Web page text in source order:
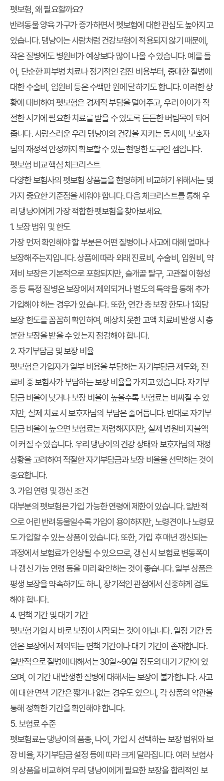
펫보험, 왜 필요할까요?
반려동물 양육 가구가 증가하면서 펫보험에 대한 관심도 높아지고
있습니다. 댕냥이는 사람처럼 건강보험이 적용되지 않기 때문에,
작은 질병에도 병원비가 예상보다 많이 나올 수 있습니다. 예를 들
어, 단순한 피부병 치료나 정기적인 검진 비용부터, 중대한 질병에
대한 수술비, 입원비 등은 수백만 원에 달하기도 합니다. 이러한 상
황에 대비하여 펫보험은 경제적 부담을 덜어주고, 우리 아이가 적
절한 시기에 필요한 치료를 받을 수 있도록 든든한 버팀목이 되어
줍니다. 사랑스러운 우리 댕냥이의 건강을 지키는 동시에, 보호자
님의 재정적 안정까지 확보할 수 있는 현명한 도구인 셈입니다.
펫보험 비교 핵심 체크리스트
다양한 보험사의 펫보험 상품들을 현명하게 비교하기 위해서는 몇
가지 중요한 기준점을 세워야 합니다. 다음 체크리스트를 통해 우
리 댕냥이에게 가장 적합한 펫보험을 찾아보세요.
1. 보장 범위 및 한도
가장 먼저 확인해야 할 부분은 어떤 질병이나 사고에 대해 얼마나
보장해주는지입니다. 상품에 따라 외래 진료비, 수술비, 입원비, 약
제비 보장은 기본적으로 포함되지만, 슬개골 탈구, 고관절 이형성
증 등 특정 질병은 보장에서 제외되거나 별도의 특약을 통해 추가
가입해야 하는 경우가 있습니다. 또한, 연간 총 보장 한도나 1회당
보장 한도를 꼼꼼히 확인하여, 예상치 못한 고액 치료비 발생 시 충
분한 보장을 받을 수 있는지 점검해야 합니다.
2. 자기부담금 및 보장 비율
펫보험은 가입자가 일부 비용을 부담하는 자기부담금 제도와, 진
료비 중 보험사가 부담하는 보장 비율을 가지고 있습니다. 자기부
담금 비율이 낮거나 보장 비율이 높을수록 보험료는 비싸질 수 있
지만, 실제 치료 시 보호자님의 부담은 줄어듭니다. 반대로 자기부
담금 비율이 높으면 보험료는 저렴해지지만, 실제 병원비 지불액
이 커질 수 있습니다. 우리 댕냥이의 건강 상태와 보호자님의 재정
상황을 고려하여 적절한 자기부담금과 보장 비율을 선택하는 것이
중요합니다.
3. 가입 연령 및 갱신 조건
대부분의 펫보험은 가입 가능한 연령에 제한이 있습니다. 일반적
으로 어린 반려동물일수록 가입이 용이하지만, 노령견이나 노령묘
도 가입할 수 있는 상품이 있습니다. 또한, 가입 후 매년 갱신되는
과정에서 보험료가 인상될 수 있으므로, 갱신 시 보험료 변동폭이
나 갱신 가능 연령 등을 미리 확인하는 것이 좋습니다. 일부 상품은
평생 보장을 약속하기도 하니, 장기적인 관점에서 신중하게 검토
해야 합니다.
4. 면책 기간 및 대기 기간
펫보험 가입 시 바로 보장이 시작되는 것이 아닙니다. 일정 기간 동
안은 보장에서 제외되는 면책 기간이나 대기 기간이 존재합니다.
일반적으로 질병에 대해서는 30일~90일 정도의 대기 기간이 있
으며, 이 기간 내 발생한 질병에 대해서는 보장이 불가합니다. 사고
에 대한 면책 기간은 짧거나 없는 경우도 있으니, 각 상품의 약관을
통해 정확한 기간을 확인해야 합니다.
5. 보험료 수준
펫보험료는 댕냥이의 품종, 나이, 가입 시 선택하는 보장 범위와 보
장 비율, 자기부담금 설정 등에 따라 크게 달라집니다. 여러 보험사
의 상품을 비교하여 우리 댕냥이에게 필요한 보장을 합리적인 보